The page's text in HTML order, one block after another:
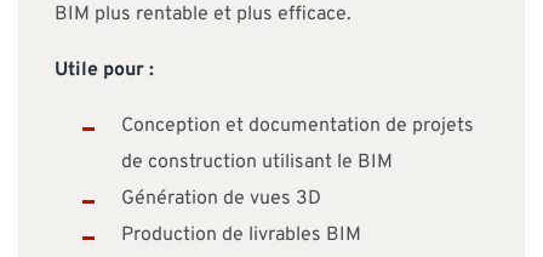
BIM plus rentable et plus efficace.
Utile pour :
Conception et documentation de projets
de construction utilisant le BIM
Génération de vues 3D
Production de livrables BIM